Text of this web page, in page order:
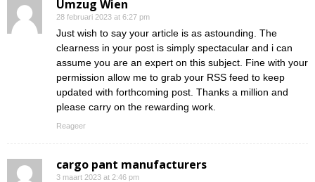
Umzug Wien
28 februari 2023 at 6:27 pm
Just wish to say your article is as astounding. The
clearness in your post is simply spectacular and i can
assume you are an expert on this subject. Fine with your
permission allow me to grab your RSS feed to keep
updated with forthcoming post. Thanks a million and
please carry on the rewarding work.
Reageer
cargo pant manufacturers
3 maart 2023 at 2:46 pm